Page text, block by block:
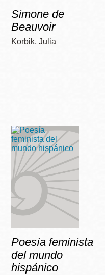
Simone de
Beauvoir
Korbik, Julia
Poesía feminista
del mundo
hispánico